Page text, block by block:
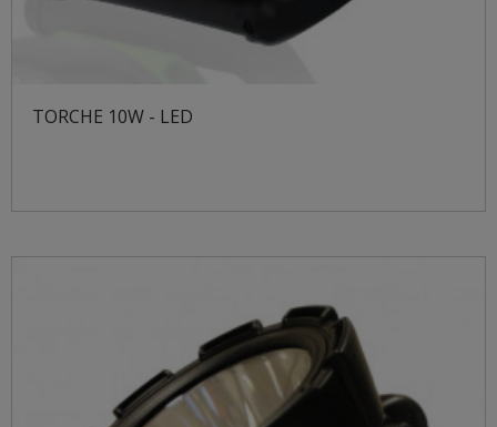
TORCHE 10W - LED